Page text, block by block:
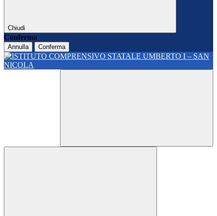
Chiudi
Conferma
Annulla Conferma